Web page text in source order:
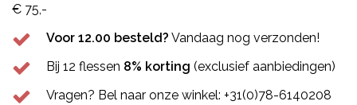
€ 75,-
Voor 12.00 besteld? Vandaag nog verzonden!
Bij 12 flessen 8% korting (exclusief aanbiedingen)
Vragen? Bel naar onze winkel: +31(0)78-6140208